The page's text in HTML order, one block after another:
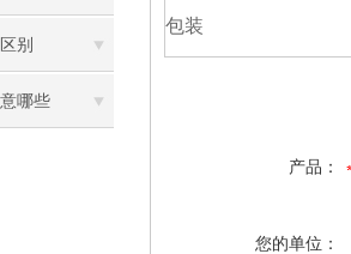
别
哪些
包装
产品：
您的单位：